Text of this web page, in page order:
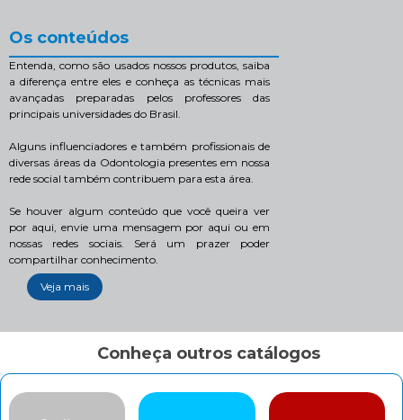
Os conteúdos
Entenda, como são usados nossos produtos, saiba
a diferença entre eles e conheça as técnicas mais
avançadas preparadas pelos professores das
principais universidades do Brasil.
Alguns influenciadores e também profissionais de
diversas áreas da Odontologia presentes em nossa
rede social também contribuem para esta área.
Se houver algum conteúdo que você queira ver
por aqui, envie uma mensagem por aqui ou em
nossas redes sociais. Será um prazer poder
compartilhar conhecimento.
Veja mais
Conheça outros catálogos